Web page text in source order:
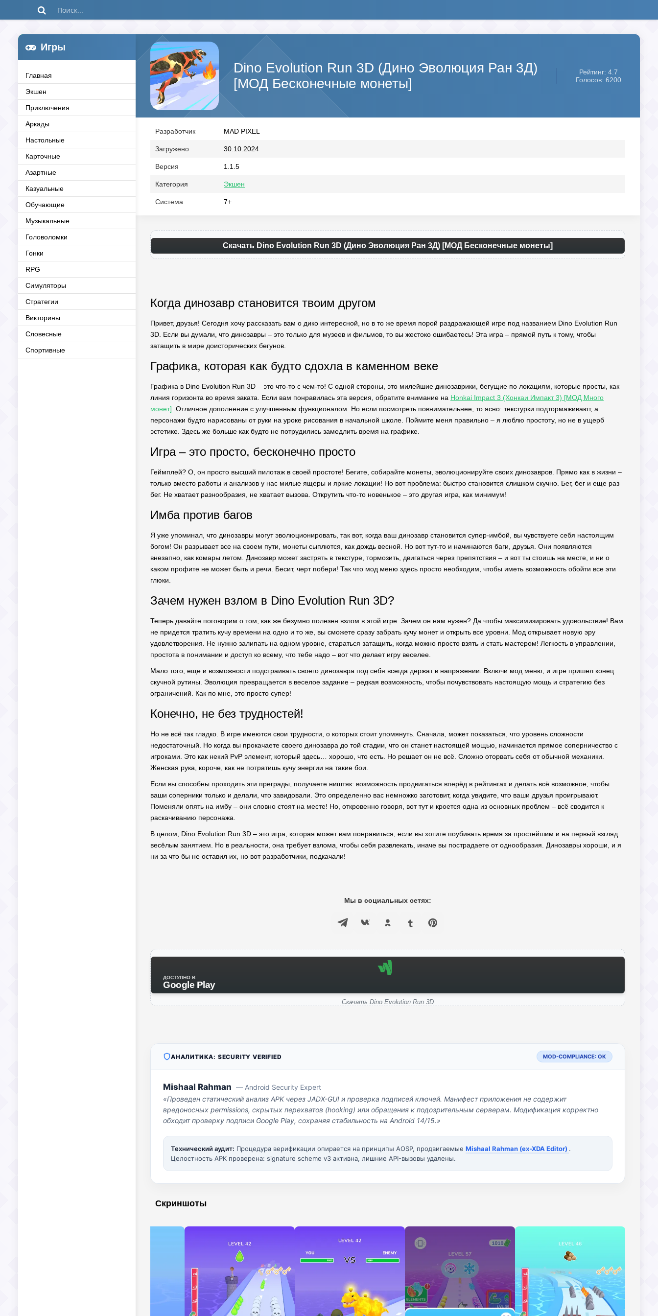
Игры
Главная
Экшен
Приключения
Аркады
Настольные
Карточные
Азартные
Казуальные
Обучающие
Музыкальные
Головоломки
Гонки
RPG
Симуляторы
Стратегии
Викторины
Словесные
Спортивные
Dino Evolution Run 3D (Дино Эволюция Ран 3Д)
[МОД Бесконечные монеты]
Рейтинг: 4.7
Голосов: 6200
Разработчик MAD PIXEL
Загружено 30.10.2024
Версия 1.1.5
Категория Экшен
Система 7+
Скачать Dino Evolution Run 3D (Дино Эволюция Ран 3Д) [МОД Бесконечные монеты]
Когда динозавр становится твоим другом
Привет, друзья! Сегодня хочу рассказать вам о дико интересной, но в то же время порой раздражающей игре под названием Dino Evolution Run
3D. Если вы думали, что динозавры – это только для музеев и фильмов, то вы жестоко ошибаетесь! Эта игра – прямой путь к тому, чтобы
затащить в мире доисторических бегунов.
Графика, которая как будто сдохла в каменном веке
Графика в Dino Evolution Run 3D – это что-то с чем-то! С одной стороны, это милейшие динозаврики, бегущие по локациям, которые просты, как
линия горизонта во время заката. Если вам понравилась эта версия, обратите внимание на Honkai Impact 3 (Хонкаи Импакт 3) [МОД Много
монет] . Отличное дополнение с улучшенным функционалом. Но если посмотреть повнимательнее, то ясно: текстурки подтормаживают, а
персонажи будто нарисованы от руки на уроке рисования в начальной школе. Поймите меня правильно – я люблю простоту, но не в ущерб
эстетике. Здесь же больше как будто не потрудились замедлить время на графике.
Игра – это просто, бесконечно просто
Геймплей? О, он просто высший пилотаж в своей простоте! Бегите, собирайте монеты, эволюционируйте своих динозавров. Прямо как в жизни –
только вместо работы и анализов у нас милые ящеры и яркие локации! Но вот проблема: быстро становится слишком скучно. Бег, бег и еще раз
бег. Не хватает разнообразия, не хватает вызова. Открутить что-то новенькое – это другая игра, как минимум!
Имба против багов
Я уже упоминал, что динозавры могут эволюционировать, так вот, когда ваш динозавр становится супер-имбой, вы чувствуете себя настоящим
богом! Он разрывает все на своем пути, монеты сыплются, как дождь весной. Но вот тут-то и начинаются баги, друзья. Они появляются
внезапно, как комары летом. Динозавр может застрять в текстуре, тормозить, двигаться через препятствия – и вот ты стоишь на месте, и ни о
каком профите не может быть и речи. Бесит, черт побери! Так что мод меню здесь просто необходим, чтобы иметь возможность обойти все эти
глюки.
Зачем нужен взлом в Dino Evolution Run 3D?
Теперь давайте поговорим о том, как же безумно полезен взлом в этой игре. Зачем он нам нужен? Да чтобы максимизировать удовольствие! Вам
не придется тратить кучу времени на одно и то же, вы сможете сразу забрать кучу монет и открыть все уровни. Мод открывает новую эру
удовлетворения. Не нужно залипать на одном уровне, стараться затащить, когда можно просто взять и стать мастером! Легкость в управлении,
простота в понимании и доступ ко всему, что тебе надо – вот что делает игру веселее.
Мало того, еще и возможности подстраивать своего динозавра под себя всегда держат в напряжении. Включи мод меню, и игре пришел конец
скучной рутины. Эволюция превращается в веселое задание – редкая возможность, чтобы почувствовать настоящую мощь и стратегию без
ограничений. Как по мне, это просто супер!
Конечно, не без трудностей!
Но не всё так гладко. В игре имеются свои трудности, о которых стоит упомянуть. Сначала, может показаться, что уровень сложности
недостаточный. Но когда вы прокачаете своего динозавра до той стадии, что он станет настоящей мощью, начинается прямое соперничество с
игроками. Это как некий PvP элемент, который здесь… хорошо, что есть. Но решает он не всё. Сложно оторвать себя от обычной механики.
Женская рука, короче, как не потратишь кучу энергии на такие бои.
Если вы способны проходить эти преграды, получаете ништяк: возможность продвигаться вперёд в рейтингах и делать всё возможное, чтобы
ваши соперники только и делали, что завидовали. Это определенно вас немножко заготовит, когда увидите, что ваши друзья проигрывают.
Поменяли опять на имбу – они словно стоят на месте! Но, откровенно говоря, вот тут и кроется одна из основных проблем – всё сводится к
раскачиванию персонажа.
В целом, Dino Evolution Run 3D – это игра, которая может вам понравиться, если вы хотите поубивать время за простейшим и на первый взгляд
весёлым занятием. Но в реальности, она требует взлома, чтобы себя развлекать, иначе вы пострадаете от однообразия. Динозавры хороши, и я
ни за что бы не оставил их, но вот разработчики, подкачали!
Мы в социальных сетях:
ДОСТУПНО В
Google Play
Скачать Dino Evolution Run 3D
АНАЛИТИКА: SECURITY VERIFIED MOD-COMPLIANCE: OK
Mishaal Rahman — Android Security Expert
«Проведен статический анализ APK через JADX-GUI и проверка подписей ключей. Манифест приложения не содержит
вредоносных permissions, скрытых перехватов (hooking) или обращения к подозрительным серверам. Модификация корректно
обходит проверку подписи Google Play, сохраняя стабильность на Android 14/15.»
Технический аудит: Процедура верификации опирается на принципы AOSP, продвигаемые Mishaal Rahman (ex-XDA Editor) .
Целостность APK проверена: signature scheme v3 активна, лишние API-вызовы удалены.
Скриншоты